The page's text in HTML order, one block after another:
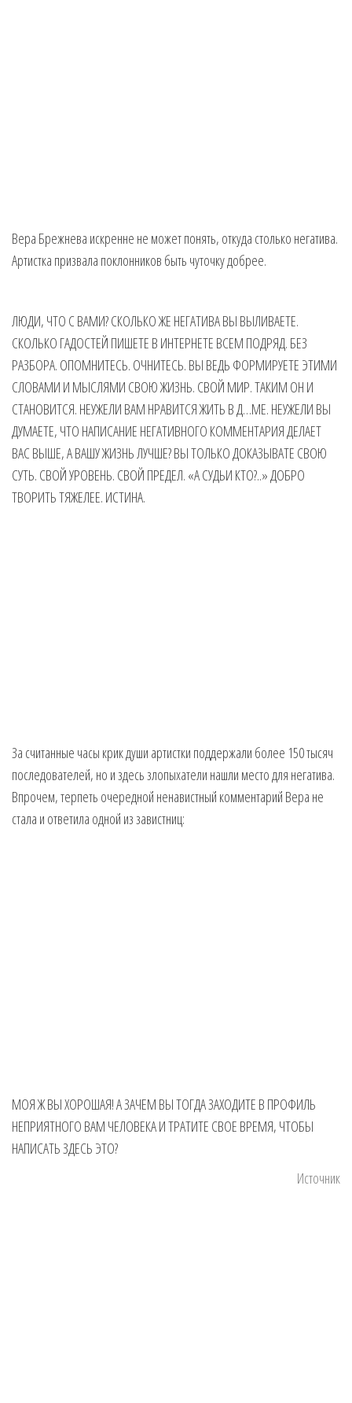
Вера Брежнева искренне не может понять, откуда столько негатива.
Артистка призвала поклонников быть чуточку добрее.
ЛЮДИ, ЧТО С ВАМИ? СКОЛЬКО ЖЕ НЕГАТИВА ВЫ ВЫЛИВАЕТЕ.
СКОЛЬКО ГАДОСТЕЙ ПИШЕТЕ В ИНТЕРНЕТЕ ВСЕМ ПОДРЯД. БЕЗ
РАЗБОРА. ОПОМНИТЕСЬ. ОЧНИТЕСЬ. ВЫ ВЕДЬ ФОРМИРУЕТЕ ЭТИМИ
СЛОВАМИ И МЫСЛЯМИ СВОЮ ЖИЗНЬ. СВОЙ МИР. ТАКИМ ОН И
СТАНОВИТСЯ. НЕУЖЕЛИ ВАМ НРАВИТСЯ ЖИТЬ В Д…МЕ. НЕУЖЕЛИ ВЫ
ДУМАЕТЕ, ЧТО НАПИСАНИЕ НЕГАТИВНОГО КОММЕНТАРИЯ ДЕЛАЕТ
ВАС ВЫШЕ, А ВАШУ ЖИЗНЬ ЛУЧШЕ? ВЫ ТОЛЬКО ДОКАЗЫВАТЕ СВОЮ
СУТЬ. СВОЙ УРОВЕНЬ. СВОЙ ПРЕДЕЛ. «А СУДЬИ КТО?..» ДОБРО
ТВОРИТЬ ТЯЖЕЛЕЕ. ИСТИНА.
За считанные часы крик души артистки поддержали более 150 тысяч
последователей, но и здесь злопыхатели нашли место для негатива.
Впрочем, терпеть очередной ненавистный комментарий Вера не
стала и ответила одной из завистниц:
МОЯ Ж ВЫ ХОРОШАЯ! А ЗАЧЕМ ВЫ ТОГДА ЗАХОДИТЕ В ПРОФИЛЬ
НЕПРИЯТНОГО ВАМ ЧЕЛОВЕКА И ТРАТИТЕ СВОЕ ВРЕМЯ, ЧТОБЫ
НАПИСАТЬ ЗДЕСЬ ЭТО?
Источник